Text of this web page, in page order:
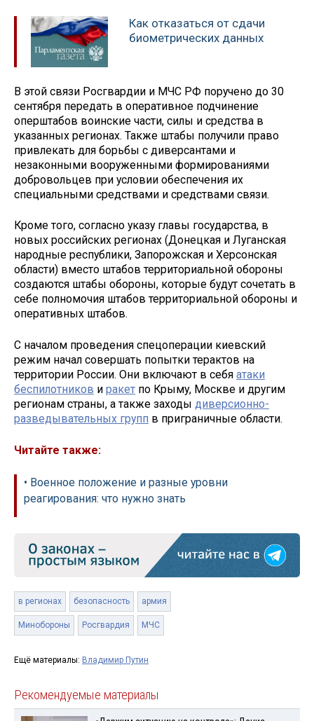
Как отказаться от сдачи
биометрических данных
В этой связи Росгвардии и МЧС РФ поручено до 30
сентября передать в оперативное подчинение
оперштабов воинские части, силы и средства в
указанных регионах. Также штабы получили право
привлекать для борьбы с диверсантами и
незаконными вооруженными формированиями
добровольцев при условии обеспечения их
специальными средствами и средствами связи.
Кроме того, согласно указу главы государства, в
новых российских регионах (Донецкая и Луганская
народные республики, Запорожская и Херсонская
области) вместо штабов территориальной обороны
создаются штабы обороны, которые будут сочетать в
себе полномочия штабов территориальной обороны и
оперативных штабов.
С началом проведения спецоперации киевский
режим начал совершать попытки терактов на
территории России. Они включают в себя атаки
беспилотников и ракет по Крыму, Москве и другим
регионам страны, а также заходы диверсионно-
разведывательных групп в приграничные области.
Читайте также:
• Военное положение и разные уровни
реагирования: что нужно знать
в регионах безопасность армия
Минобороны Росгвардия МЧС
Ещё материалы: Владимир Путин
Рекомендуемые материалы